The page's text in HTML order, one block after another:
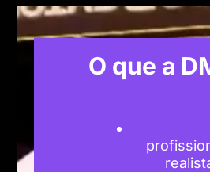
O que a